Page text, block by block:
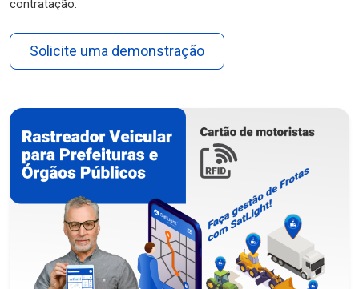
contratação.
Solicite uma demonstração